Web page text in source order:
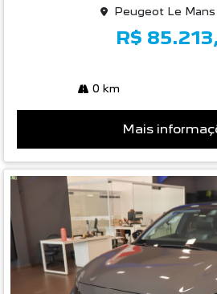
Peugeot Le Mans
R$
0 km
Mais